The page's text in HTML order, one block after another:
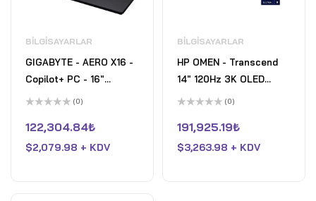
BILGISAYARLAR
GIGABYTE - AERO X16 -
Copilot+ PC - 16"
2560×1600 WQXGA AMD
SSD - 32GB DDR5 RAM
GeForce RTX 5070 -
üzerinden
0
aldı
(0)
122,304.84₺
$2,079.98 + KDV
BILGISAYARLAR
HP OMEN - Transcend
14" 120Hz 3K OLED
Gaming Laptop - Intel
32GB Memory - NVIDIA
GeForce RTX 5070 - 1TB
üzerinden
0
aldı
(0)
191,925.19₺
$3,263.98 + KDV